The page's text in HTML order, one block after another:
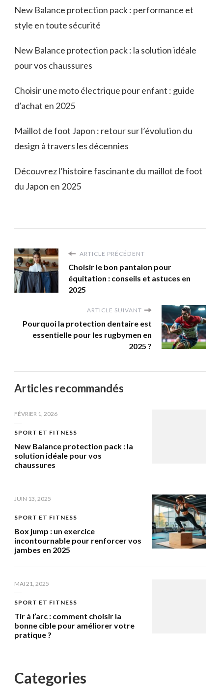
New Balance protection pack : performance et
style en toute sécurité
New Balance protection pack : la solution idéale
pour vos chaussures
Choisir une moto électrique pour enfant : guide
d’achat en 2025
Maillot de foot Japon : retour sur l’évolution du
design à travers les décennies
Découvrez l’histoire fascinante du maillot de foot
du Japon en 2025
ARTICLE PRÉCÉDENT
Choisir le bon pantalon pour
équitation : conseils et astuces en
2025
ARTICLE SUIVANT
Pourquoi la protection dentaire est
essentielle pour les rugbymen en
2025 ?
Articles recommandés
FÉVRIER 1, 2026
SPORT ET FITNESS
New Balance protection pack : la
solution idéale pour vos
chaussures
JUIN 13, 2025
SPORT ET FITNESS
Box jump : un exercice
incontournable pour renforcer vos
jambes en 2025
MAI 21, 2025
SPORT ET FITNESS
Tir à l’arc : comment choisir la
bonne cible pour améliorer votre
pratique ?
Categories